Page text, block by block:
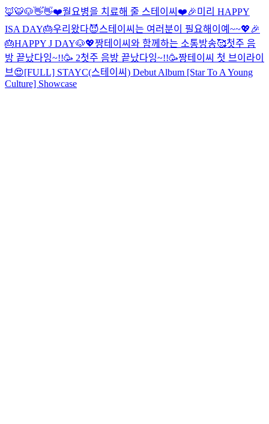
🦊🐯🐶👋👋❤️월요병을 치료해 줄 스테이씨❤️🎉미리 HAPPY
ISA DAY🎂우리왔다😈스테이씨는 여러분이 필요해이예~~💖 🎉
🎂HAPPY J DAY🐶💖짱테이씨와 함께하는 소통방송🥰첫주 음
방 끝났다잉~!!🥳 2첫주 음방 끝났다잉~!!🥳짱테이씨 첫 브이라이
브😍[FULL] STAYC(스테이씨) Debut Album [Star To A Young
Culture] Showcase